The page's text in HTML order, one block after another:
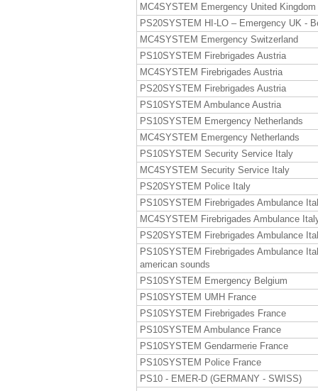
MC4SYSTEM Emergency United Kingdom
PS20SYSTEM HI-LO – Emergency UK -
MC4SYSTEM Emergency Switzerland
PS10SYSTEM Firebrigades Austria
MC4SYSTEM Firebrigades Austria
PS20SYSTEM Firebrigades Austria
PS10SYSTEM Ambulance Austria
PS10SYSTEM Emergency Netherlands
MC4SYSTEM Emergency Netherlands
PS10SYSTEM Security Service Italy
MC4SYSTEM Security Service Italy
PS20SYSTEM Police Italy
PS10SYSTEM Firebrigades Ambulance
MC4SYSTEM Firebrigades Ambulance
PS20SYSTEM Firebrigades Ambulance
PS10SYSTEM Firebrigades Ambulance
american sounds
PS10SYSTEM Emergency Belgium
PS10SYSTEM UMH France
PS10SYSTEM Firebrigades France
PS10SYSTEM Ambulance France
PS10SYSTEM Gendarmerie France
PS10SYSTEM Police France
PS10 - EMER-D (GERMANY - SWISS)